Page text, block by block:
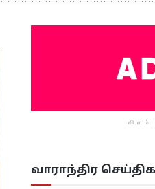
வாராந்திர